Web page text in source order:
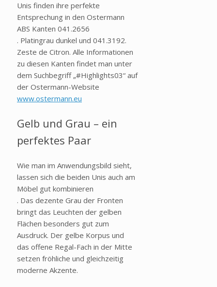
Unis finden ihre perfekte
Entsprechung in den Ostermann
ABS Kanten 041.2656
. Platingrau dunkel und 041.3192.
Zeste de Citron. Alle Informationen
zu diesen Kanten findet man unter
dem Suchbegriff „#Highlights03“ auf
der Ostermann-Website
www.ostermann.eu
Gelb und Grau – ein
perfektes Paar
Wie man im Anwendungsbild sieht,
lassen sich die beiden Unis auch am
Möbel gut kombinieren
. Das dezente Grau der Fronten
bringt das Leuchten der gelben
Flächen besonders gut zum
Ausdruck. Der gelbe Korpus und
das offene Regal-Fach in der Mitte
setzen fröhliche und gleichzeitig
moderne Akzente.